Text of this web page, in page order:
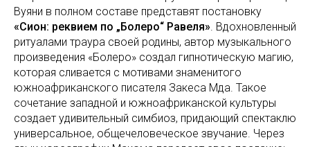
Вуяни в полном составе представят постановку
«Сион: реквием по „Болеро“ Равеля». Вдохновленный
ритуалами траура своей родины, автор музыкального
произведения «Болеро» создал гипнотическую магию,
которая сливается с мотивами знаменитого
южноафриканского писателя Закеса Мда. Такое
сочетание западной и южноафриканской культуры
создает удивительный симбиоз, придающий спектаклю
универсальное, общечеловеческое звучание. Через